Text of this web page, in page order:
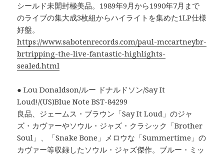
シールド未開封極美品。1989年9月から1990年7月まで
のライブの集大成3枚組からハイライトを集めた1LP仕様
好盤。
https://www.sabotenrecords.com/paul-mccartneybr-
brtripping-the-live-fantastic-highlights-
sealed.html
● Lou Donaldson/ルー ドナルドソン/Say It
Loud!/(US)Blue Note BST-84299
良品、ジェームス・ブラウン「Say It Loud」のジャ
ズ・カヴァーやソウル・ジャズ・クラシック「Brother
Soul」、「Snake Bone」メロウな「Summertime」の
カヴァー等収録したソウル・ジャズ傑作。ブルー・ミッ